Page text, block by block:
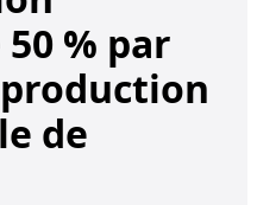
% par
de